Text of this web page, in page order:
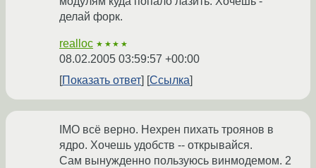
делай форк.
realloc ★★★★
08.02.2005 03:59:57 +00:00
Показать ответ
Ссылка
IMO всё верно. Нехрен пихать троянов в
ядро. Хочешь удобств -- открывайся.
Сам вынужденно пользуюсь винмодемом. 2